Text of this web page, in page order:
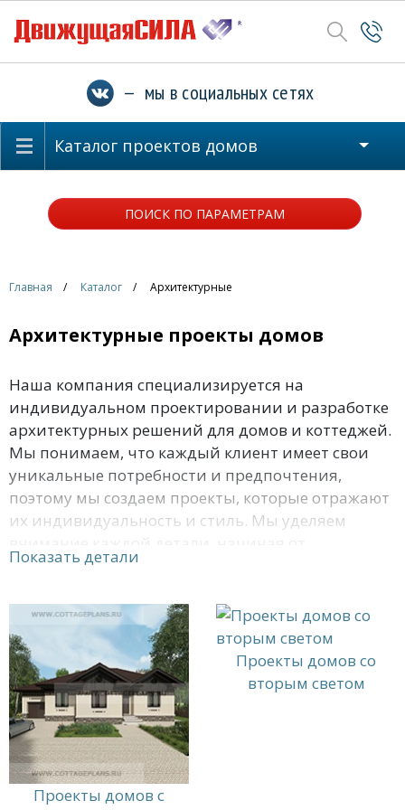
— мы в социальных сетях
Каталог проектов домов
ПОИСК ПО ПАРАМЕТРАМ
Главная Каталог Архитектурные
Архитектурные проекты домов
Наша компания специализируется на
индивидуальном проектировании и разработке
архитектурных решений для домов и коттеджей.
Мы понимаем, что каждый клиент имеет свои
уникальные потребности и предпочтения,
поэтому мы создаем проекты, которые отражают
их индивидуальность и стиль. Мы уделяем
расположения окон и дверей до использования
энергоэффективных технологий.
Мы работаем в тесном сотрудничестве с каждым
клиентом, чтобы создать дом, который будет
идеально соответствовать их потребностям и
желаниям. Наши проекты отличаются высоким
качеством и уникальностью, а также
соответствуют всем современным требованиям и
нормам. Мы используем передовые технологии и
Показать детали
Проекты домов с
Проекты домов со
вторым светом